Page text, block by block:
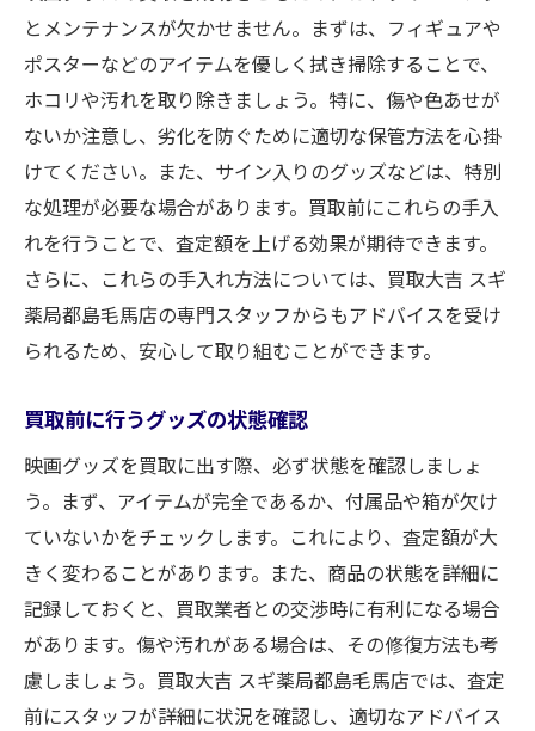
とメンテナンスが欠かせません。まずは、フィギュアや
ポスターなどのアイテムを優しく拭き掃除することで、
ホコリや汚れを取り除きましょう。特に、傷や色あせが
ないか注意し、劣化を防ぐために適切な保管方法を心掛
けてください。また、サイン入りのグッズなどは、特別
な処理が必要な場合があります。買取前にこれらの手入
れを行うことで、査定額を上げる効果が期待できます。
さらに、これらの手入れ方法については、買取大吉 スギ
薬局都島毛馬店の専門スタッフからもアドバイスを受け
られるため、安心して取り組むことができます。
買取前に行うグッズの状態確認
映画グッズを買取に出す際、必ず状態を確認しましょ
う。まず、アイテムが完全であるか、付属品や箱が欠け
ていないかをチェックします。これにより、査定額が大
きく変わることがあります。また、商品の状態を詳細に
記録しておくと、買取業者との交渉時に有利になる場合
があります。傷や汚れがある場合は、その修復方法も考
慮しましょう。買取大吉 スギ薬局都島毛馬店では、査定
前にスタッフが詳細に状況を確認し、適切なアドバイス